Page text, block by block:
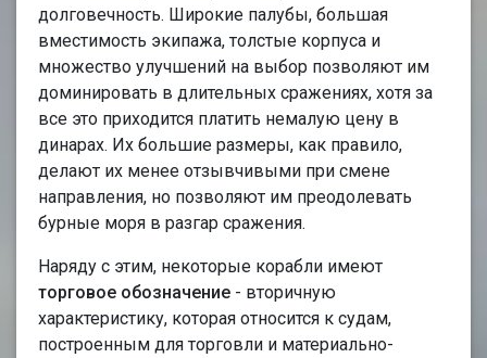
долговечность. Широкие палубы, большая
вместимость экипажа, толстые корпуса и
множество улучшений на выбор позволяют им
доминировать в длительных сражениях, хотя за
все это приходится платить немалую цену в
динарах. Их большие размеры, как правило,
делают их менее отзывчивыми при смене
направления, но позволяют им преодолевать
бурные моря в разгар сражения.
Наряду с этим, некоторые корабли имеют
торговое обозначение - вторичную
характеристику, которая относится к судам,
построенным для торговли и материально-